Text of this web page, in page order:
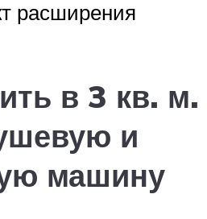
расширения
в 3 кв. м.
и
машину